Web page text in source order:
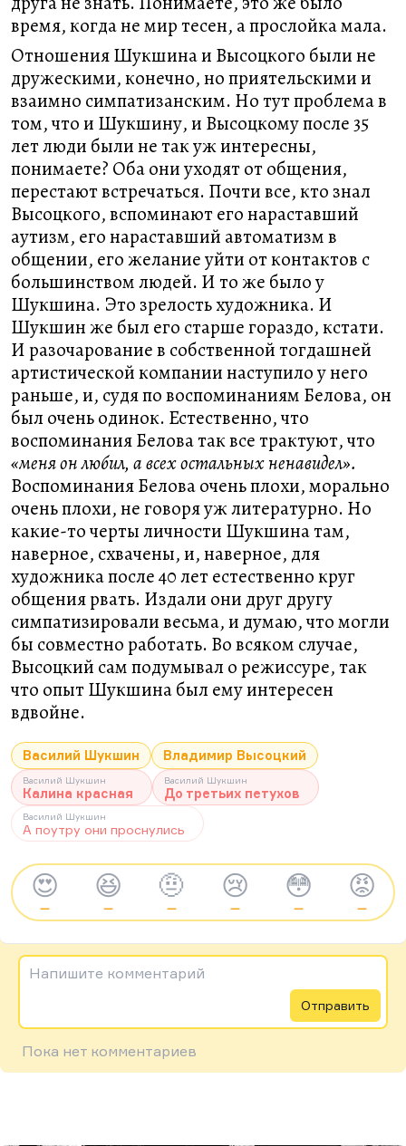
время, когда не мир тесен, а прослойка мала.
Отношения Шукшина и Высоцкого были не
дружескими, конечно, но приятельскими и
взаимно симпатизанским. Но тут проблема в
том, что и Шукшину, и Высоцкому после 35
лет люди были не так уж интересны,
понимаете? Оба они уходят от общения,
перестают встречаться. Почти все, кто знал
Высоцкого, вспоминают его нараставший
аутизм, его нараставший автоматизм в
общении, его желание уйти от контактов с
большинством людей. И то же было у
Шукшина. Это зрелость художника. И
Шукшин же был его старше гораздо, кстати.
И разочарование в собственной тогдашней
артистической компании наступило у него
раньше, и, судя по воспоминаниям Белова, он
был очень одинок. Естественно, что
воспоминания Белова так все трактуют, что
«меня он любил, а всех остальных ненавидел».
Воспоминания Белова очень плохи, морально
очень плохи, не говоря уж литературно. Но
какие-то черты личности Шукшина там,
наверное, схвачены, и, наверное, для
художника после 40 лет естественно круг
общения рвать. Издали они друг другу
симпатизировали весьма, и думаю, что могли
бы совместно работать. Во всяком случае,
Высоцкий сам подумывал о режиссуре, так
что опыт Шукшина был ему интересен
вдвойне.
Василий Шукшин Владимир Высоцкий
Василий Шукшин
Калина красная
Василий Шукшин
До третьих петухов
Василий Шукшин
А поутру они проснулись
😍
—
😆
—
🤨
—
😢
—
😳
—
😡
—
Напишите комментарий
Отправить
Пока нет комментариев